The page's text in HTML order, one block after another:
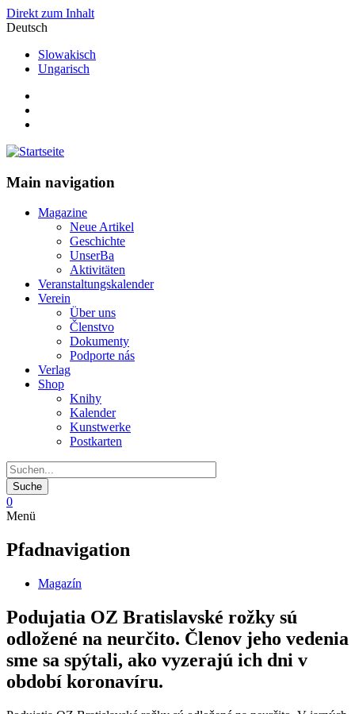
Direkt zum Inhalt
Deutsch
Slowakisch
Ungarisch
Main navigation
Magazine
Neue Artikel
Geschichte
UnserBa
Aktivitäten
Veranstaltungskalender
Verein
Über uns
Členstvo
Dokumenty
Podporte nás
Verlag
Shop
Knihy
Kalender
Kunstwerke
Postkarten
0
Menü
Pfadnavigation
Magazín
Podujatia OZ Bratislavské rožky sú
odložené na neurčito. Členov jeho vedenia
sme sa spýtali, ako vyzerajú ich dni v
období koronavíru.